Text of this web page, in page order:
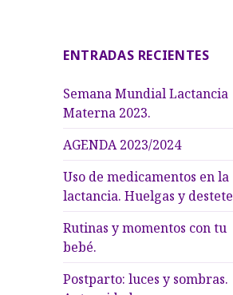
ENTRADAS RECIENTES
Semana Mundial Lactancia
Materna 2023.
AGENDA 2023/2024
Uso de medicamentos en la
lactancia. Huelgas y destete
Rutinas y momentos con tu
bebé.
Postparto: luces y sombras.